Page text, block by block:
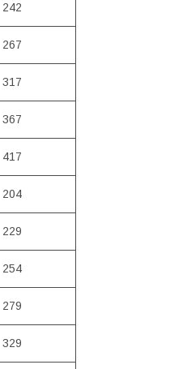
242
267
317
367
417
204
229
254
279
329